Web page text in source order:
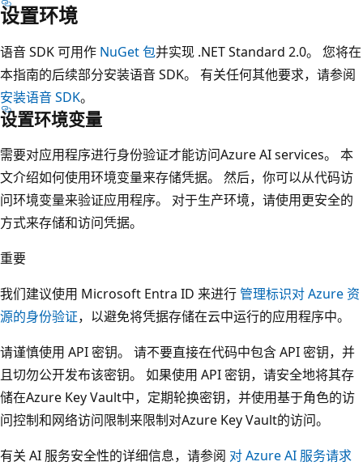
设置环境
语音 SDK 可用作 NuGet 包并实现 .NET Standard 2.0。 您将在
本指南的后续部分安装语音 SDK。 有关任何其他要求，请参阅
安装语音 SDK。
设置环境变量
需要对应用程序进行身份验证才能访问Azure AI services。 本
文介绍如何使用环境变量来存储凭据。 然后，你可以从代码访
问环境变量来验证应用程序。 对于生产环境，请使用更安全的
方式来存储和访问凭据。
重要
我们建议使用 Microsoft Entra ID 来进行 管理标识对 Azure 资
源的身份验证，以避免将凭据存储在云中运行的应用程序中。
请谨慎使用 API 密钥。 请不要直接在代码中包含 API 密钥，并
且切勿公开发布该密钥。 如果使用 API 密钥，请安全地将其存
储在Azure Key Vault中，定期轮换密钥，并使用基于角色的访
问控制和网络访问限制来限制对Azure Key Vault的访问。
有关 AI 服务安全性的详细信息，请参阅 对 Azure AI 服务请求